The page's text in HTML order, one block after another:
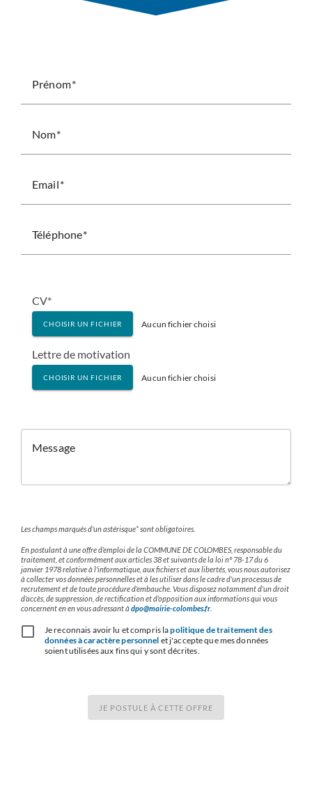
Prénom
Nom
Email
Téléphone
CV*
CHOISIR UN FICHIER Aucun fichier choisi
Lettre de motivation
CHOISIR UN FICHIER Aucun fichier choisi
Message
Les champs marqués d'un astérisque* sont obligatoires.
En postulant à une offre d’emploi de la COMMUNE DE COLOMBES, responsable du
traitement, et conformément aux articles 38 et suivants de la loi n° 78-17 du 6
janvier 1978 relative à l'informatique, aux fichiers et aux libertés, vous nous autorisez
à collecter vos données personnelles et à les utiliser dans le cadre d’un processus de
recrutement et de toute procédure d’embauche. Vous disposez notamment d’un droit
d’accès, de suppression, de rectification et d’opposition aux informations qui vous
concernent en en vous adressant à dpo@mairie-colombes.fr
Je reconnais avoir lu et compris lapolitique de traitement des
données à caractère personnel et j'accepte que mes données
soient utilisées aux fins qui y sont décrites.
JE POSTULE À CETTE OFFRE